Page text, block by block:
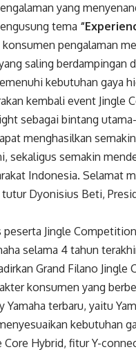
yang
tema
pengalaman
saling berdampingan
kebutuhan gaya
kembali event Jingle
sebagai bintang
menghasilkan
sekaligus semakin
Indonesia. Selamat
tutur Dyonisius Beti,
Jingle
selama 4 tahun
Grand Filano
konsumen yang
Yamaha terbaru, yaitu
kebutuhan
Hybrid, fitur Y-